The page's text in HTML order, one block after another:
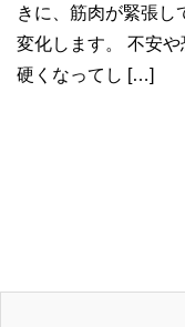
きに、筋肉が緊張し
変化します。 不安
硬くなってし […]